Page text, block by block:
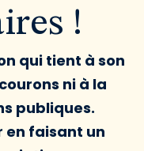
!
qui tient à son
ni à la
publiques.
en faisant un